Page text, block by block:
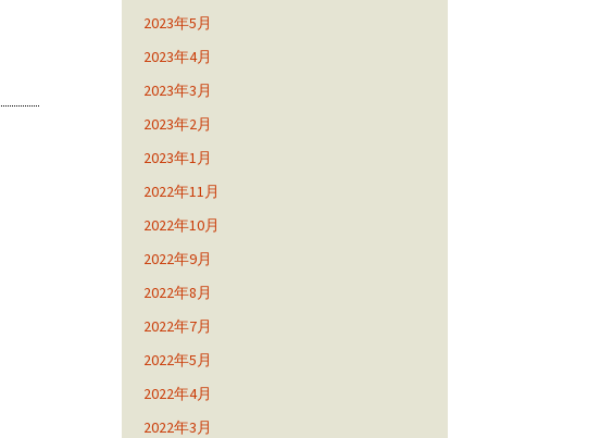
2023年5月
2023年4月
2023年3月
2023年2月
2023年1月
2022年11月
2022年10月
2022年9月
2022年8月
2022年7月
2022年5月
2022年4月
2022年3月